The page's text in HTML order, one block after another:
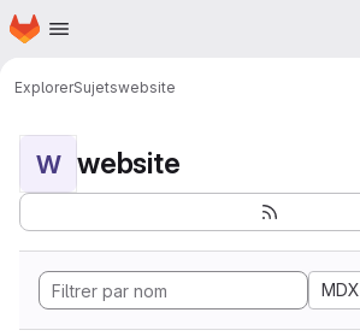
Passer au contenu principal
Page d'accueil
ExplorerSujetswebsite
W website
MDX